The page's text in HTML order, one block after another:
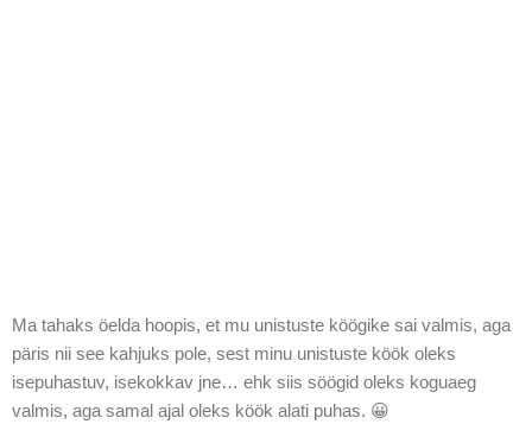
Ma tahaks öelda hoopis, et mu unistuste köögike sai valmis, aga
päris nii see kahjuks pole, sest minu unistuste köök oleks
isepuhastuv, isekokkav jne… ehk siis söögid oleks koguaeg
valmis, aga samal ajal oleks köök alati puhas. 😀